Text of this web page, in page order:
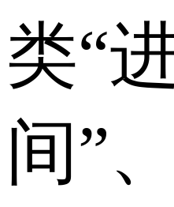
类“
间”